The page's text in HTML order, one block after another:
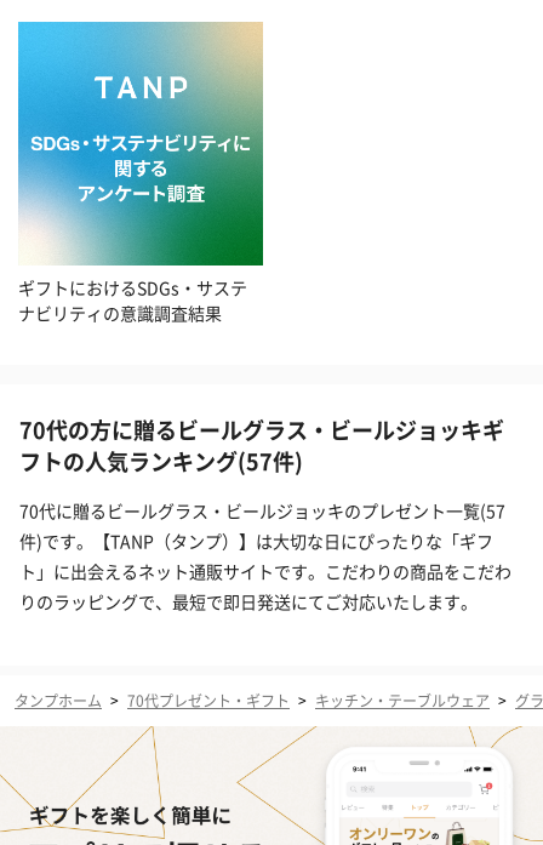
ギフトにおけるSDGs・サステ
ナビリティの意識調査結果
70代の方に贈るビールグラス・ビールジョッキギ
フトの人気ランキング(57件)
70代に贈るビールグラス・ビールジョッキのプレゼント一覧(57
件)です。【TANP（タンプ）】は大切な日にぴったりな「ギフ
ト」に出会えるネット通販サイトです。こだわりの商品をこだわ
りのラッピングで、最短で即日発送にてご対応いたします。
タンプホーム > 70代プレゼント・ギフト > キッチン・テーブルウェア > グ